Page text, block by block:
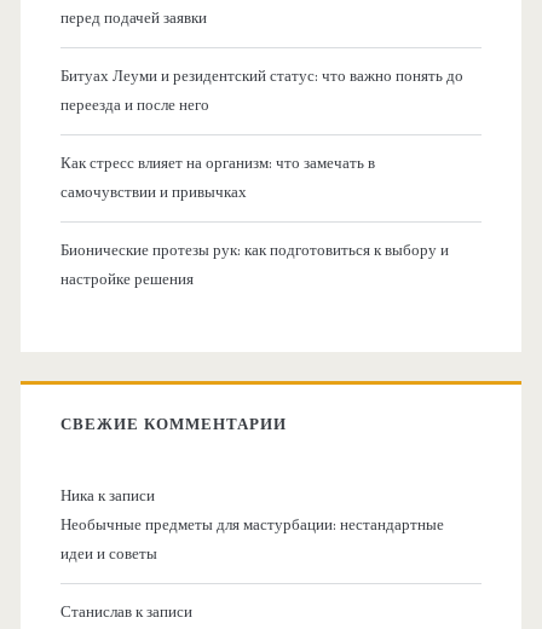
перед подачей заявки
Битуах Леуми и резидентский статус: что важно понять до
переезда и после него
Как стресс влияет на организм: что замечать в
самочувствии и привычках
Бионические протезы рук: как подготовиться к выбору и
настройке решения
СВЕЖИЕ КОММЕНТАРИИ
Никак записи
Необычные предметы для мастурбации: нестандартные
идеи и советы
Станиславк записи